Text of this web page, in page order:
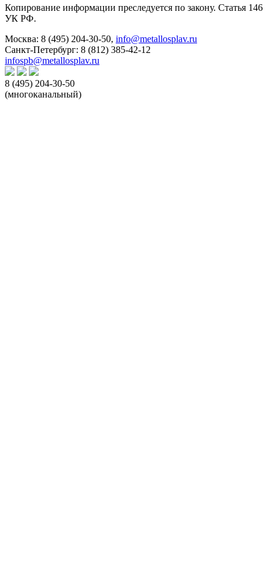
Копирование информации преследуется по закону. Статья 146
УК РФ.
Москва: 8 (495) 204-30-50, info@metallosplav.ru
Санкт-Петербург: 8 (812) 385-42-12
infospb@metallosplav.ru
8 (495) 204-30-50
(многоканальный)